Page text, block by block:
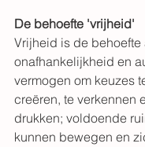
De behoefte 'vrijheid'
Vrijheid is de behoefte
onafhankelijkheid en
vermogen om keuzes
creëren, te verkennen
drukken; voldoende
kunnen bewegen en